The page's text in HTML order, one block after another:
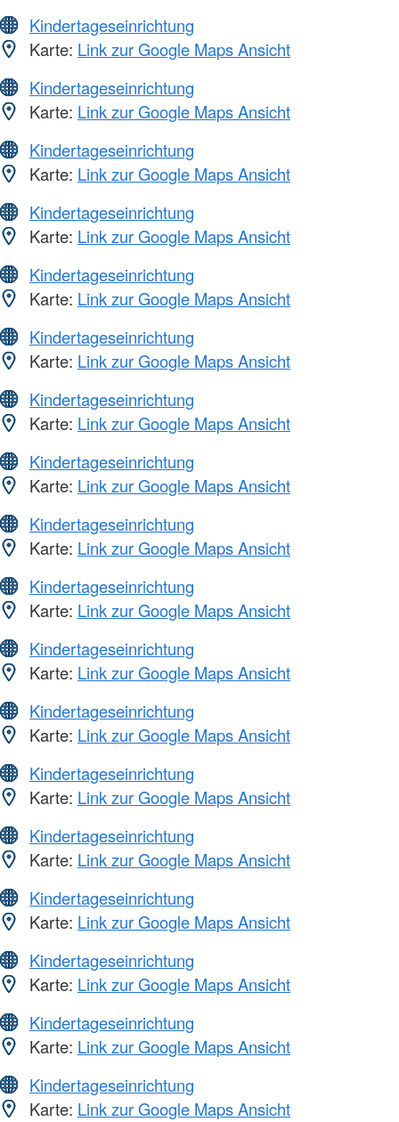
Kindertageseinrichtung
Karte: Link zur Google Maps Ansicht
Kindertageseinrichtung
Karte: Link zur Google Maps Ansicht
Kindertageseinrichtung
Karte: Link zur Google Maps Ansicht
Kindertageseinrichtung
Karte: Link zur Google Maps Ansicht
Kindertageseinrichtung
Karte: Link zur Google Maps Ansicht
Kindertageseinrichtung
Karte: Link zur Google Maps Ansicht
Kindertageseinrichtung
Karte: Link zur Google Maps Ansicht
Kindertageseinrichtung
Karte: Link zur Google Maps Ansicht
Kindertageseinrichtung
Karte: Link zur Google Maps Ansicht
Kindertageseinrichtung
Karte: Link zur Google Maps Ansicht
Kindertageseinrichtung
Karte: Link zur Google Maps Ansicht
Kindertageseinrichtung
Karte: Link zur Google Maps Ansicht
Kindertageseinrichtung
Karte: Link zur Google Maps Ansicht
Kindertageseinrichtung
Karte: Link zur Google Maps Ansicht
Kindertageseinrichtung
Karte: Link zur Google Maps Ansicht
Kindertageseinrichtung
Karte: Link zur Google Maps Ansicht
Kindertageseinrichtung
Karte: Link zur Google Maps Ansicht
Kindertageseinrichtung
Karte: Link zur Google Maps Ansicht